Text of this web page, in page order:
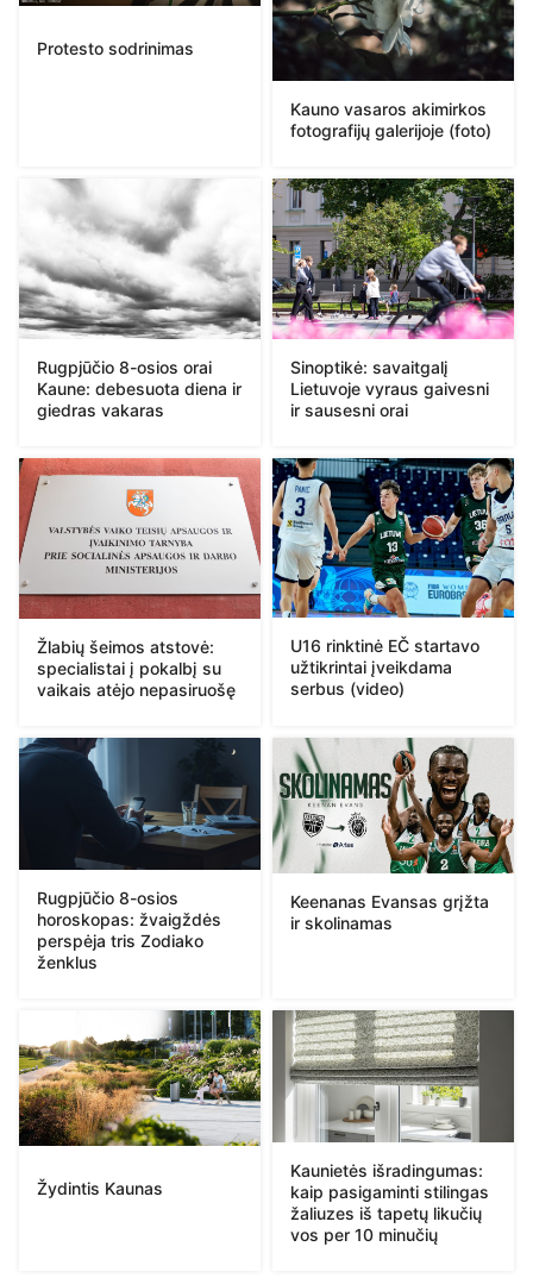
Protesto sodrinimas
Kauno vasaros akimirkos
fotografijų galerijoje (foto)
Rugpjūčio 8-osios orai
Kaune: debesuota diena ir
giedras vakaras
Sinoptikė: savaitgalį
Lietuvoje vyraus gaivesni
ir sausesni orai
Žlabių šeimos atstovė:
specialistai į pokalbį su
vaikais atėjo nepasiruošę
U16 rinktinė EČ startavo
užtikrintai įveikdama
serbus (video)
Rugpjūčio 8-osios
horoskopas: žvaigždės
perspėja tris Zodiako
ženklus
Keenanas Evansas grįžta
ir skolinamas
Žydintis Kaunas
Kaunietės išradingumas:
kaip pasigaminti stilingas
žaliuzes iš tapetų likučių
vos per 10 minučių